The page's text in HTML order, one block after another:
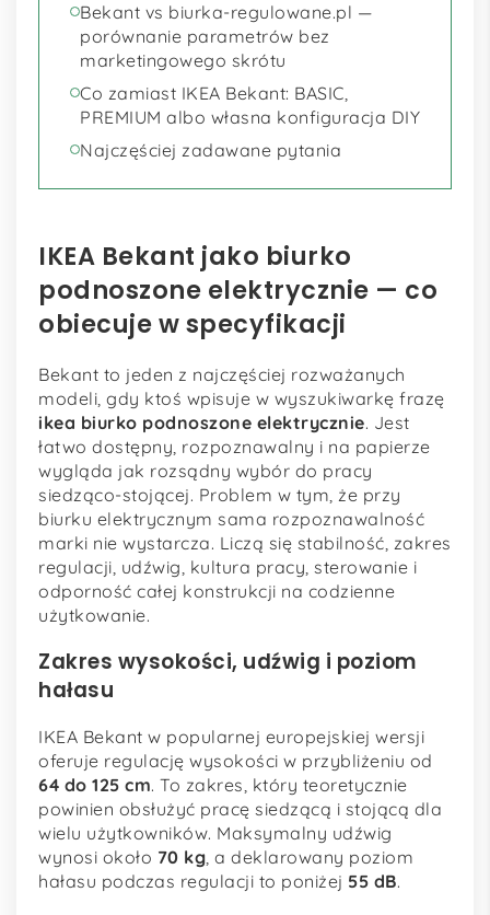
Bekant vs biurka-regulowane.pl —
porównanie parametrów bez
marketingowego skrótu
Co zamiast IKEA Bekant: BASIC,
PREMIUM albo własna konfiguracja DIY
Najczęściej zadawane pytania
IKEA Bekant jako biurko
podnoszone elektrycznie — co
obiecuje w specyfikacji
Bekant to jeden z najczęściej rozważanych
modeli, gdy ktoś wpisuje w wyszukiwarkę frazę
ikea biurko podnoszone elektrycznie. Jest
łatwo dostępny, rozpoznawalny i na papierze
wygląda jak rozsądny wybór do pracy
siedząco-stojącej. Problem w tym, że przy
biurku elektrycznym sama rozpoznawalność
marki nie wystarcza. Liczą się stabilność, zakres
regulacji, udźwig, kultura pracy, sterowanie i
odporność całej konstrukcji na codzienne
użytkowanie.
Zakres wysokości, udźwig i poziom
hałasu
IKEA Bekant w popularnej europejskiej wersji
oferuje regulację wysokości w przybliżeniu od
64 do 125 cm. To zakres, który teoretycznie
powinien obsłużyć pracę siedzącą i stojącą dla
wielu użytkowników. Maksymalny udźwig
wynosi około 70 kg, a deklarowany poziom
hałasu podczas regulacji to poniżej 55 dB.